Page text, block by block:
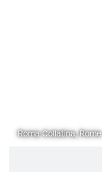
Roma Collatina, Rome